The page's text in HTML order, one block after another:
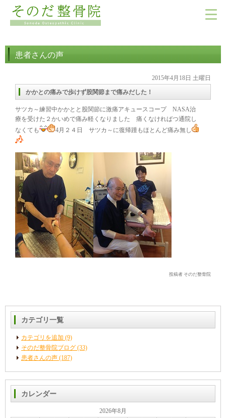
患者さんの声
2015年4月18日 土曜日
かかとの痛みで歩けず股関節まで痛みだした！
サツカ～練習中かかとと股関節に激痛アキュースコープ NASA治
療を受けた２かいめで痛み軽くなりました 痛くなければつ通院し
なくても
4月２４日 サツカ～に復帰踵もほとんど痛み無し
投稿者 そのだ整骨院
カテゴリ一覧
カテゴリを追加 (9)
そのだ整骨院ブログ (33)
患者さんの声 (187)
カレンダー
2026年8月